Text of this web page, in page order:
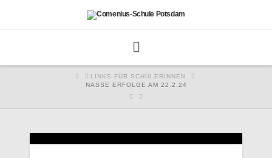
HOMELINKS FÜR SCHÜLERINNEN
NASSE ERFOLGE AM 22.2.24